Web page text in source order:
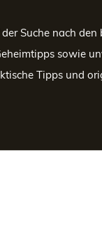
Suche nach den
sowie
Tipps und